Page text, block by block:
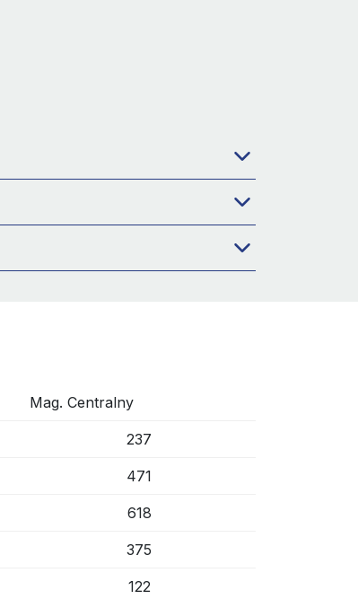
Mag. Centralny
237
471
618
375
122